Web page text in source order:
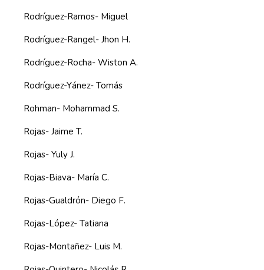
Rodríguez-Ramos- Miguel
Rodríguez-Rangel- Jhon H.
Rodríguez-Rocha- Wiston A.
Rodríguez-Yánez- Tomás
Rohman- Mohammad S.
Rojas- Jaime T.
Rojas- Yuly J.
Rojas-Biava- María C.
Rojas-Gualdrón- Diego F.
Rojas-López- Tatiana
Rojas-Montañez- Luis M.